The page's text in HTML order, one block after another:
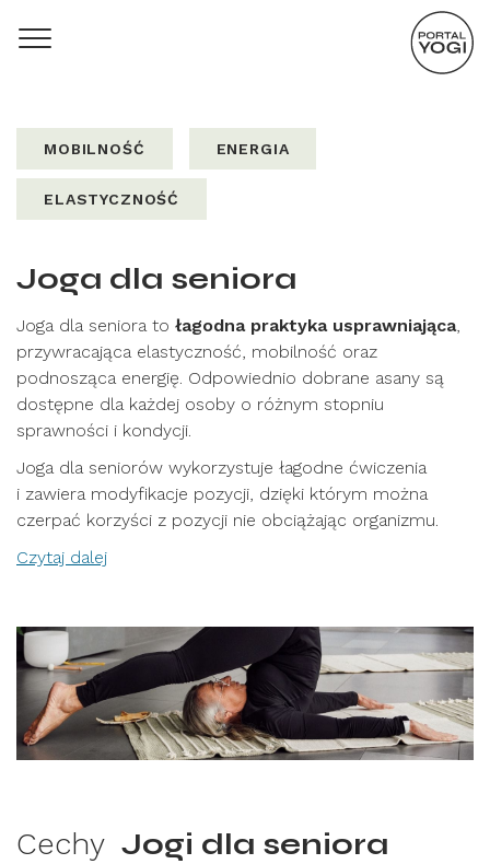
MOBILNOŚĆ ENERGIA
ELASTYCZNOŚĆ
Joga dla seniora
Joga dla seniora to łagodna praktyka usprawniająca,
przywracająca elastyczność, mobilność oraz
podnosząca energię. Odpowiednio dobrane asany są
dostępne dla każdej osoby o różnym stopniu
sprawności i kondycji.
Joga dla seniorów wykorzystuje łagodne ćwiczenia
i zawiera modyfikacje pozycji, dzięki którym można
czerpać korzyści z pozycji nie obciążając organizmu.
Czytaj dalej
Cechy Jogi dla seniora